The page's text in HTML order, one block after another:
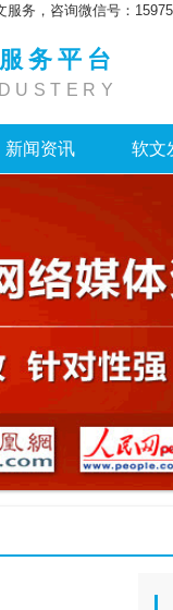
务，咨询微信号：
务平台
新闻资讯 软文